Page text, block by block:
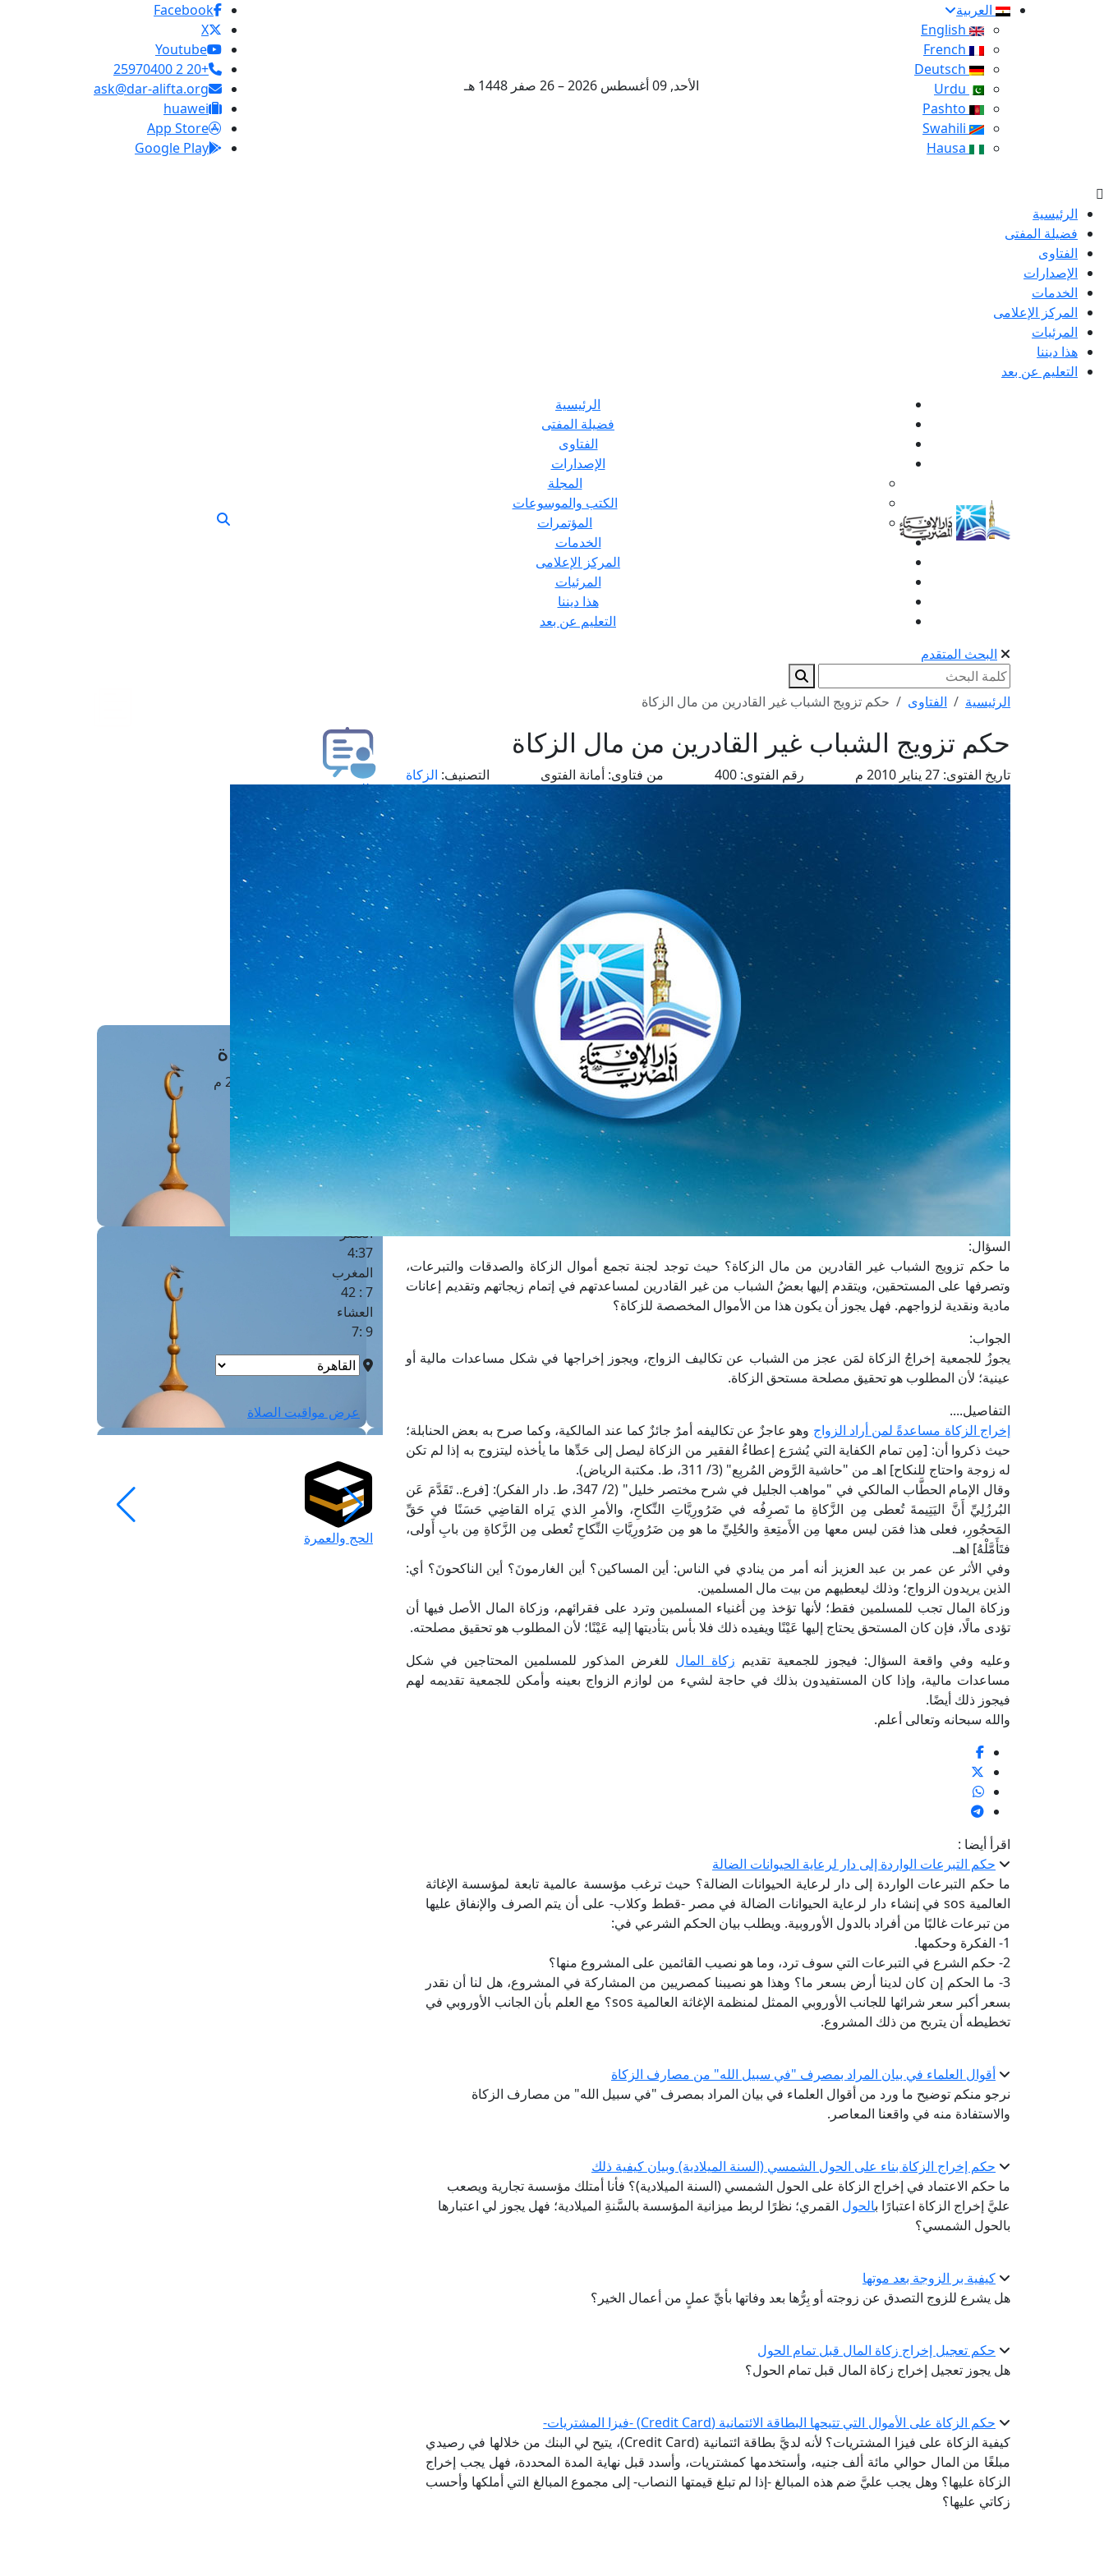
العربية
الأحد, 09 أغسطس 2026 – 26 صفر 1448 هـ
Facebook
X
Youtube
+20 2 25970400
ask@dar-alifta.org
huawei
App Store
Google Play
الرئيسية
فضيلة المفتى
الفتاوى
الإصدارات
الخدمات
المركز الإعلامى
المرئيات
هذا ديننا
التعليم عن بعد
الرئيسية
فضيلة المفتى
الفتاوى
الإصدارات
المجلة
الكتب والموسوعات
المؤتمرات
الخدمات
المركز الإعلامى
المرئيات
هذا ديننا
التعليم عن بعد
البحث المتقدم
الرئيسية الفتاوى حكم تزويج الشباب غير القادرين من مال الزكاة
حكم تزويج الشباب غير القادرين من مال الزكاة
تاريخ الفتوى: رقم الفتوى: من فتاوى: أمانة الفتوى التصنيف: الزكاة
السؤال:
ما حكم تزويج الشباب غير القادرين من مال الزكاة؟ حيث توجد لجنة تجمع أموال الزكاة والصدقات والتبرعات،
وتصرفها على المستحقين، ويتقدم إليها بعضُ الشباب من غير القادرين لمساعدتهم في إتمام زيجاتهم وتقديم إعانات
مادية ونقدية لزواجهم. فهل يجوز أن يكون هذا من الأموال المخصصة للزكاة؟
الجواب:
يجوزُ للجمعية إخراجُ الزكاة لمَن عجز من الشباب عن تكاليف الزواج، ويجوز إخراجها في شكل مساعدات مالية أو
عينية؛ لأن المطلوب هو تحقيق مصلحة مستحق الزكاة.
التفاصيل....
إخراج الزكاة مساعدةً لمن أراد الزواج وهو عاجزٌ عن تكاليفه أمرٌ جائزٌ كما عند المالكية، وكما صرح به بعض الحنابلة؛
حيث ذكروا أن: [مِن تمام الكفاية التي يُشرَع إعطاءُ الفقير من الزكاة ليصل إلى حَدِّها ما يأخذه ليتزوج به إذا لم تكن
له زوجة واحتاج للنكاح] اهـ من "حاشية الرَّوض المُربِع" (3/ 311، ط. مكتبة الرياض).
وقال الإمام الحطَّاب المالكي في "مواهب الجليل في شرح مختصر خليل" (2/ 347، ط. دار الفكر): [فرع.. تَقَدَّمَ عَن
البُرزُلِيِّ أَنَّ اليَتِيمةَ تُعطى مِن الزَّكاةِ ما تَصرِفُه في ضَرُورِيَّاتِ النِّكاحِ، والأمرِ الذي يَراه القاضِي حَسَنًا في حَقِّ
المَحجُورِ، فعلى هذا فمَن ليس معها مِن الأَمتِعةِ والحُلِيِّ ما هو مِن ضَرُورِيَّاتِ النِّكاحِ تُعطى مِن الزَّكاةِ مِن بابِ أَولى،
فتَأَمَّلْهُ] اهـ.
وفي الأثر عن عمر بن عبد العزيز أنه أمر من ينادي في الناس: أين المساكين؟ أين الغارمونَ؟ أين الناكحونَ؟ أي:
الذين يريدون الزواج؛ وذلك ليعطيهم من بيت مال المسلمين.
وزكاة المال تجب للمسلمين فقط؛ لأنها تؤخذ مِن أغنياء المسلمين وترد على فقرائهم، وزكاة المال الأصل فيها أن
تؤدى مالًا، فإن كان المستحق يحتاج إليها عَيْنًا ويفيده ذلك فلا بأس بتأديتها إليه عَيْنًا؛ لأن المطلوب هو تحقيق مصلحته.
وعليه وفي واقعة السؤال: فيجوز للجمعية تقديم زكاة المال للغرض المذكور للمسلمين المحتاجين في شكل
مساعدات مالية، وإذا كان المستفيدون بذلك في حاجة لشيء من لوازم الزواج بعينه وأمكن للجمعية تقديمه لهم
فيجوز ذلك أيضًا.
والله سبحانه وتعالى أعلم.
اقرأ أيضا :
حكم التبرعات الواردة إلى دار لرعاية الحيوانات الضالة
ما حكم التبرعات الواردة إلى دار لرعاية الحيوانات الضالة؟ حيث ترغب مؤسسة عالمية تابعة لمؤسسة الإغاثة
العالمية sos في إنشاء دار لرعاية الحيوانات الضالة في مصر -قطط وكلاب- على أن يتم الصرف والإنفاق عليها
من تبرعات غالبًا من أفراد بالدول الأوروبية. ويطلب بيان الحكم الشرعي في:
1- الفكرة وحكمها.
2- حكم الشرع في التبرعات التي سوف ترد، وما هو نصيب القائمين على المشروع منها؟
3- ما الحكم إن كان لدينا أرض بسعر ما؟ وهذا هو نصيبنا كمصريين من المشاركة في المشروع، هل لنا أن نقدر
بسعر أكبر سعر شرائها للجانب الأوروبي الممثل لمنظمة الإغاثة العالمية sos؟ مع العلم بأن الجانب الأوروبي في
تخطيطه أن يتربح من ذلك المشروع.
أقوال العلماء في بيان المراد بمصرف "في سبيل الله" من مصارف الزكاة
نرجو منكم توضيح ما ورد من أقوال العلماء في بيان المراد بمصرف "في سبيل الله" من مصارف الزكاة
والاستفادة منه في واقعنا المعاصر.
حكم إخراج الزكاة بناء على الحول الشمسي (السنة الميلادية) وبيان كيفية ذلك
ما حكم الاعتماد في إخراج الزكاة على الحول الشمسي (السنة الميلادية)؟ فأنا أمتلك مؤسسة تجارية ويصعب
عليَّ إخراج الزكاة اعتبارًا بالحول القمري؛ نظرًا لربط ميزانية المؤسسة بالسَّنةِ الميلادية؛ فهل يجوز لي اعتبارها
بالحول الشمسي؟
كيفية بر الزوجة بعد موتها
هل يشرع للزوج التصدق عن زوجته أو بِرُّها بعد وفاتها بأيِّ عملٍ من أعمال الخير؟
حكم تعجيل إخراج زكاة المال قبل تمام الحول
هل يجوز تعجيل إخراج زكاة المال قبل تمام الحول؟
حكم الزكاة على الأموال التي تتيحها البطاقة الائتمانية (Credit Card) -فيزا المشتريات-
كيفية الزكاة على فيزا المشتريات؟ لأنه لديَّ بطاقة ائتمانية (Credit Card)، يتيح لي البنك من خلالها في رصيدي
مبلغًا من المال حوالي مائة ألف جنيه، وأستخدمها كمشتريات، وأسدد قبل نهاية المدة المحددة، فهل يجب إخراج
الزكاة عليها؟ وهل يجب عليَّ ضم هذه المبالغ -إذا لم تبلغ قيمتها النصاب- إلى مجموع المبالغ التي أملكها وأحسب
زكاتي عليها؟
طلب فتوى
استعلام عن فتوى
حجز موعد
الفتوى الهاتفية
مَواقِيتُ الصَّـــلاة
القاهرة · 09 أغسطس 2026 م
الفجر
4 :43
الشروق
العصر
4:37
المغرب
7 : 42
العشاء
9 :7
عرض مواقيت الصلاة
الحج والعمرة